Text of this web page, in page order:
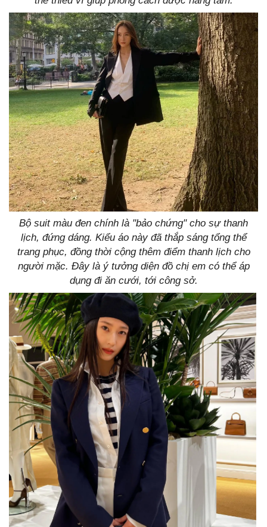
Bộ suit màu đen chính là "bảo chứng" cho sự thanh
lịch, đứng dáng. Kiểu áo này đã thắp sáng tổng thể
trang phục, đồng thời cộng thêm điểm thanh lịch cho
người mặc. Đây là ý tưởng diện đồ chị em có thể áp
dụng đi ăn cưới, tới công sở.